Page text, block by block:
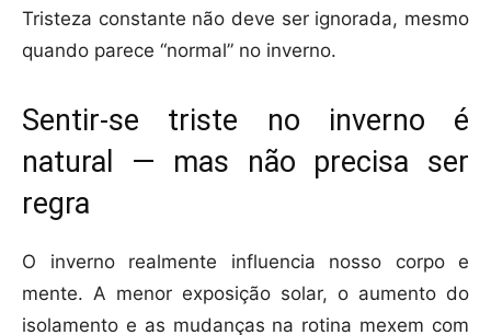
Tristeza constante não deve ser ignorada, mesmo
quando parece “normal” no inverno.
Sentir-se triste no inverno é
natural — mas não precisa ser
regra
O inverno realmente influencia nosso corpo e
mente. A menor exposição solar, o aumento do
isolamento e as mudanças na rotina mexem com